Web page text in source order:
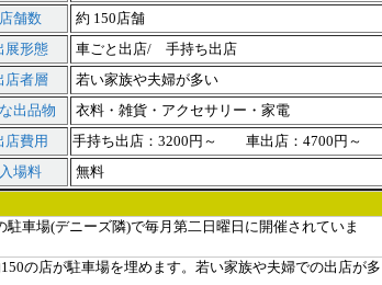
店舗数
約 150店舗
展形態
車ごと出店/ 手持ち出店
店者層
若い家族や夫婦が多い
出品物
衣料・雑貨・アクセサリー・家電
店費用
手持ち出店：3200円～ 車出店：4700円～
入場料
無料
車場(デニーズ隣)で毎月第二日曜日に開催されていま
の店が駐車場を埋めます。若い家族や夫婦での出店が多